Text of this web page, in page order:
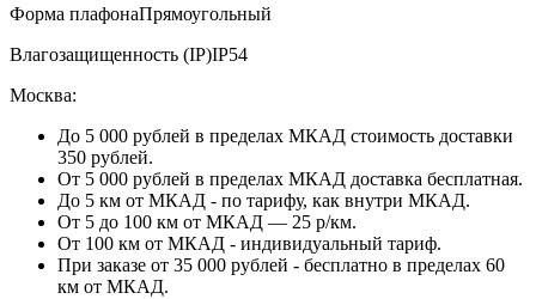
Форма плафонаПрямоугольный
Влагозащищенность (IP)IP54
Москва:
До 5 000 рублей в пределах МКАД стоимость доставки
350 рублей.
От 5 000 рублей в пределах МКАД доставка бесплатная.
До 5 км от МКАД - по тарифу, как внутри МКАД.
От 5 до 100 км от МКАД — 25 р/км.
От 100 км от МКАД - индивидуальный тариф.
При заказе от 35 000 рублей - бесплатно в пределах 60
км от МКАД.